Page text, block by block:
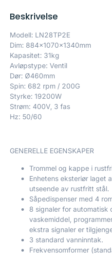
Beskrivelse
Modell: LN28TP2E
Dim: 884x1070x1340mm
Kapasitet: 31kg
Avløpstype: Ventil
Dør: Ø460mm
Spin: 682 rpm / 200G
Styrke: 19200W
Strøm: 400V, 3 fas
Hz: 50/60
GENERELLE EGENSKAPER
Trommel og kappe i
Enhetens eksteriør laget
utseende av rustfritt stål.
Såpedispenser med 4
8 signaler for automatisk
vaskemiddel,
ekstra signaler er
3 standard vanninntak.
Frekvensomformer